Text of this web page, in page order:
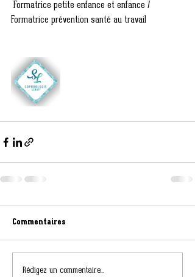
Formatrice prévention santé au travail
Commentaires
Rédigez un commentaire...